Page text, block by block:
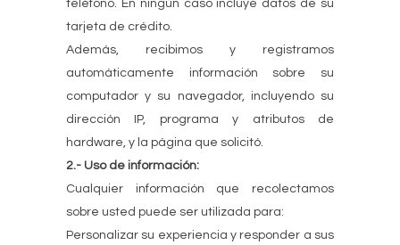
teléfono. En ningún caso incluye datos de su
tarjeta de crédito.
Además, recibimos y registramos
automáticamente información sobre su
computador y su navegador, incluyendo su
dirección IP, programa y atributos de
hardware, y la página que solicitó.
2.- Uso de información:
Cualquier información que recolectamos
sobre usted puede ser utilizada para:
Personalizar su experiencia y responder a sus